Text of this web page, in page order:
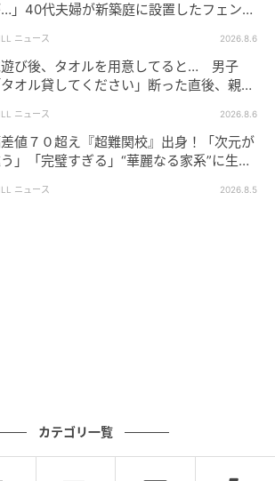
の男性大部屋で大ブーム！ 医者も患者
もの／腐女医の医者道！
事をもっとみる
」40代夫婦が新築庭に設置したフェン
ニュース 2026.8.6
び後、タオルを用意してると… 男子
タオル貸してください」断った直後、親が
ニュース 2026.8.6
値７０超え『超難関校』出身！「次元が
」「完璧すぎる」“華麗なる家系”に生ま
ニュース 2026.8.5
カテゴリ一覧